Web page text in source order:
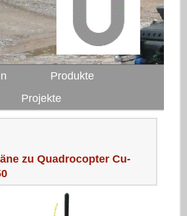
Produkte
Projekte
zu Quadrocopter Cu-